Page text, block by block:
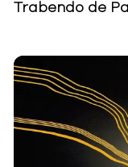
Trabendo de